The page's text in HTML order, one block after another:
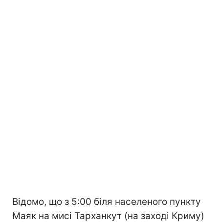
Відомо, що з 5:00 біля населеного пункту
Маяк на мисі Тарханкут (на заході Криму)